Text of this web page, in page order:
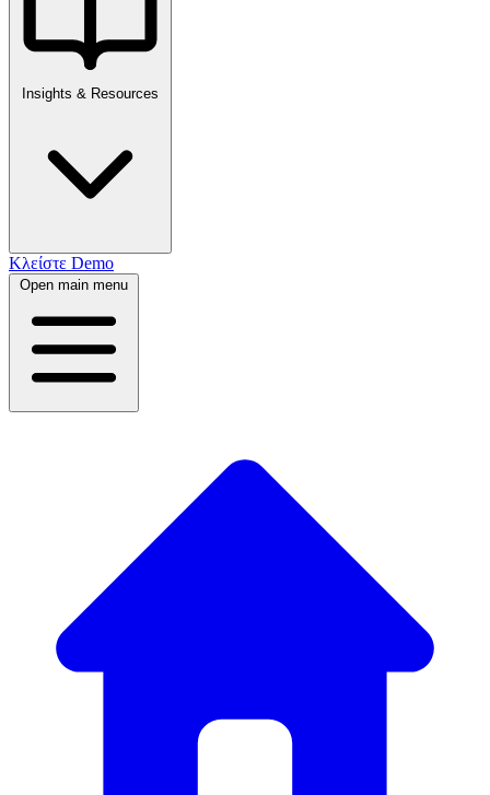
Insights & Resources
Κλείστε Demo
Open main menu